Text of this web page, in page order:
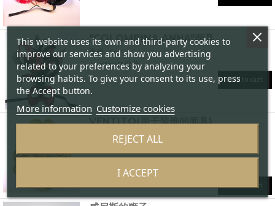
"COLOMBINA ANNA"面具
重量 - 60
40 x 17 x 11 公分
Add to cart
VENTITO(用于装饰的面具)
重量 - 400
47 x 38 x 14 公分
Add to cart
This website uses its own and third-party cookies to
improve our services and show you advertising
related to your preferences by analyzing your
browsing habits. To give your consent to its use, press
the Accept button.
More information Customize cookies
REJECT ALL
I ACCEPT